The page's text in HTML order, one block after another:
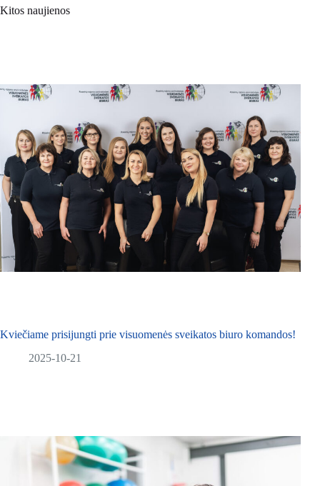
Kitos naujienos
Kviečiame prisijungti prie visuomenės sveikatos biuro komandos!
2025-10-21